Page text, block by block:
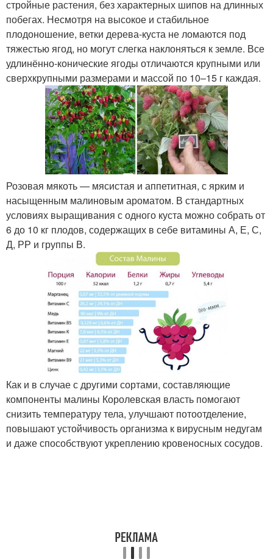
стройные растения, без характерных шипов на длинных
побегах. Несмотря на высокое и стабильное
плодоношение, ветки дерева-куста не ломаются под
тяжестью ягод, но могут слегка наклоняться к земле. Все
удлинённо-конические ягоды отличаются крупными или
сверхкрупными размерами и массой по 10–15 г каждая.
Розовая мякоть — мясистая и аппетитная, с ярким и
насыщенным малиновым ароматом. В стандартных
условиях выращивания с одного куста можно собрать от
6 до 10 кг плодов, содержащих в себе витамины А, Е, С,
Д, РР и группы В.
Как и в случае с другими сортами, составляющие
компоненты малины Королевская власть помогают
снизить температуру тела, улучшают потоотделение,
повышают устойчивость организма к вирусным недугам
и даже способствуют укреплению кровеносных сосудов.